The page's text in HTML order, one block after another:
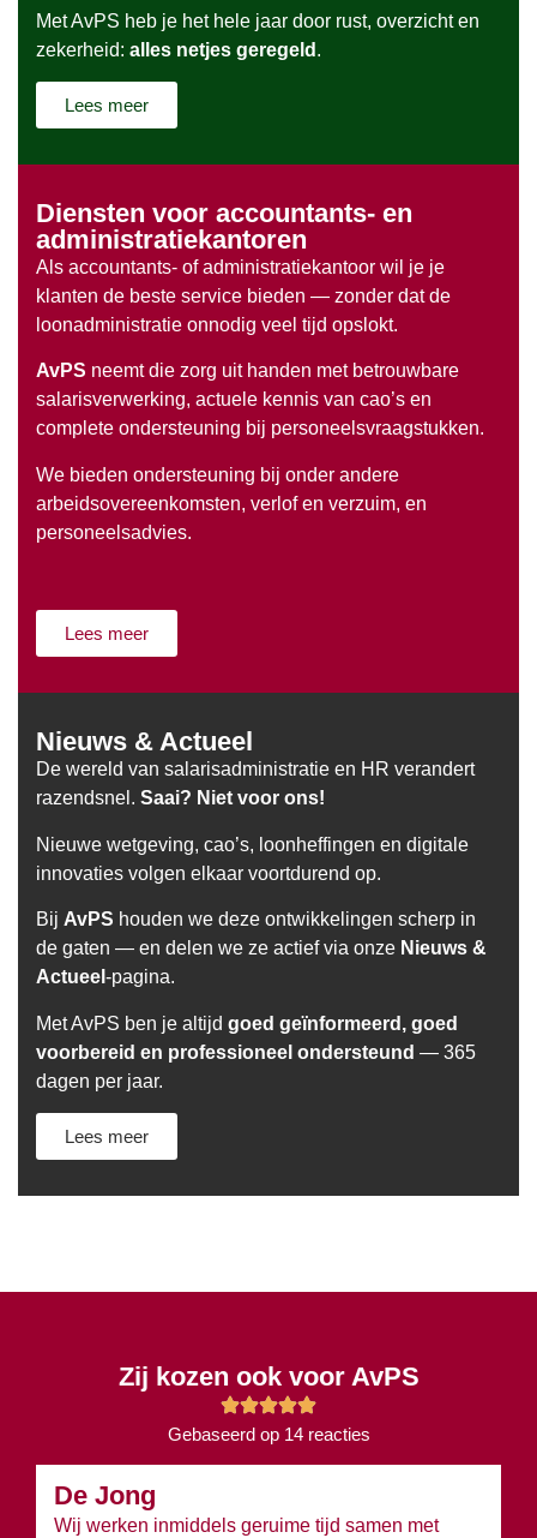
Met AvPS heb je het hele jaar door rust, overzicht en
zekerheid: alles netjes geregeld .
Lees meer
Diensten voor accountants- en
administratiekantoren
Als accountants- of administratiekantoor wil je je
klanten de beste service bieden — zonder dat de
loonadministratie onnodig veel tijd opslokt.
AvPS neemt die zorg uit handen met betrouwbare
salarisverwerking, actuele kennis van cao’s en
complete ondersteuning bij personeelsvraagstukken.
We bieden ondersteuning bij onder andere
arbeidsovereenkomsten, verlof en verzuim, en
personeelsadvies.
Lees meer
Nieuws & Actueel
De wereld van salarisadministratie en HR verandert
razendsnel. Saai? Niet voor ons!
Nieuwe wetgeving, cao’s, loonheffingen en digitale
innovaties volgen elkaar voortdurend op.
Bij AvPS houden we deze ontwikkelingen scherp in
de gaten — en delen we ze actief via onze Nieuws &
Actueel -pagina.
Met AvPS ben je altijd goed geïnformeerd, goed
voorbereid en professioneel ondersteund — 365
dagen per jaar.
Lees meer
Zij kozen ook voor AvPS
Gebaseerd op 14 reacties
De Jong
Wij werken inmiddels geruime tijd samen met